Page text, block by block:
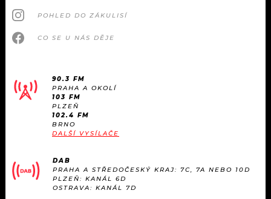
HUDBA
#NEBUDUDOMA
KALENDÁŘ
VIP
TRENDY
JAK NALADIT
APLIKACE
PROGRAM
PLAYLIST
JAK NALADIT
SOUTĚŽE
POHLED DO ZÁKULISÍ
CO SE U NÁS DĚJE
90.3 FM
PRAHA A OKOLÍ
103 FM
PLZEŇ
102.4 FM
BRNO
DALŠÍ VYSÍLAČE
DAB
PRAHA A STŘEDOČESKÝ KRAJ: 7C, 7A NEBO 10D
PLZEŇ: KANÁL 6D
OSTRAVA: KANÁL 7D